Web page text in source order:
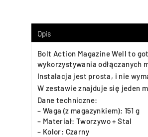
Opis
Bolt Action Magazine Well to
wykorzystywania odłączanych
Instalacja jest prosta, i nie
W zestawie znajduje się jeden
Dane techniczne:
– Waga (z magazynkiem): 151 g
– Materiał: Tworzywo + Stal
– Kolor: Czarny